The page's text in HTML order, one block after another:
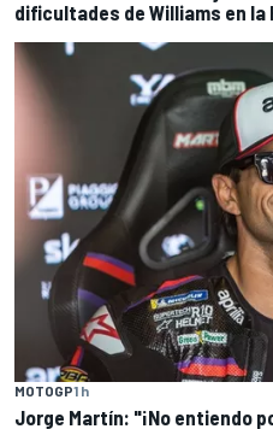
dificultades de Williams en la
MOTOGP1 h
Jorge Martín: "¡No entiendo